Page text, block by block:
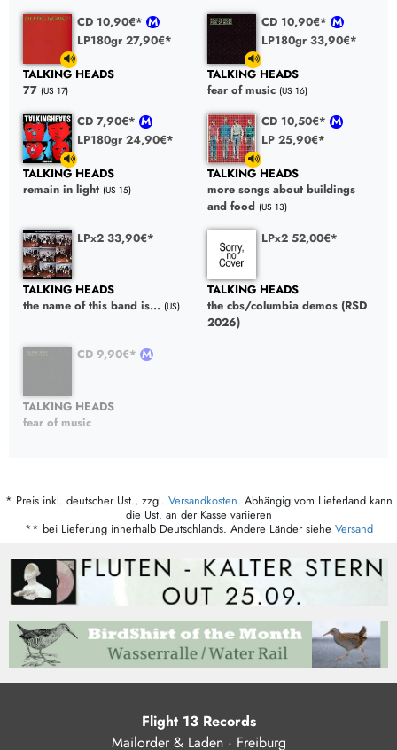
CD 10,90€*
LP180gr 27,90€*
TALKING HEADS
77 (US 17)
CD 10,90€*
LP180gr 33,90€*
TALKING HEADS
fear of music (US 16)
CD 7,90€*
LP180gr 24,90€*
TALKING HEADS
remain in light (US 15)
CD 10,50€*
LP 25,90€*
TALKING HEADS
more songs about buildings
and food (US 13)
LPx2 33,90€*
TALKING HEADS
the name of this band is... (US)
LPx2 52,00€*
TALKING HEADS
the cbs/columbia demos (RSD
2026)
CD 9,90€*
TALKING HEADS
fear of music
* Preis inkl. deutscher Ust., zzgl. Versandkosten. Abhängig vom Lieferland kann
die Ust. an der Kasse variieren
** bei Lieferung innerhalb Deutschlands. Andere Länder siehe Versand
Flight 13 Records
Mailorder & Laden · Freiburg